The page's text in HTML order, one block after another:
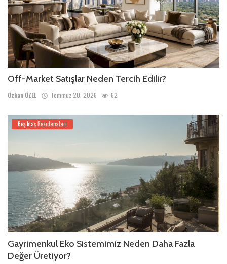
Off-Market Satışlar Neden Tercih Edilir?
Özkan ÖZEL Temmuz 20, 2026 62
Beşiktaş Rezidansları
Gayrimenkul Eko Sistemimiz Neden Daha Fazla
Değer Üretiyor?